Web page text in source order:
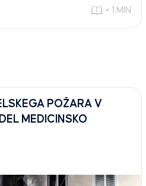
< 1 MIN
POŽARA V
MEDICINSKO